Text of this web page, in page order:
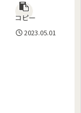
コピー
2023.05.01